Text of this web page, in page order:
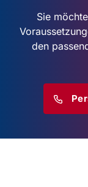
Sie
den